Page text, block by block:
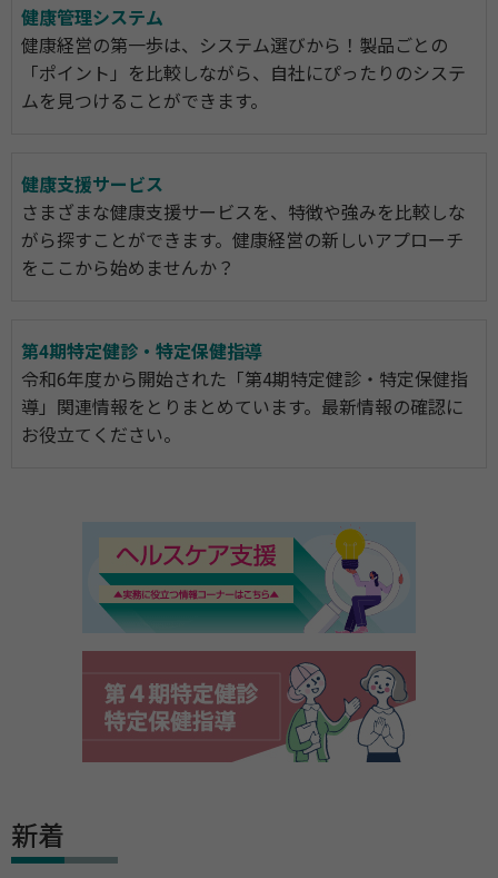
健康管理システム
健康経営の第一歩は、システム選びから！製品ごとの
「ポイント」を比較しながら、自社にぴったりのシステ
ムを見つけることができます。
健康支援サービス
さまざまな健康支援サービスを、特徴や強みを比較しな
がら探すことができます。健康経営の新しいアプローチ
をここから始めませんか？
第4期特定健診・特定保健指導
令和6年度から開始された「第4期特定健診・特定保健指
導」関連情報をとりまとめています。最新情報の確認に
お役立てください。
新着